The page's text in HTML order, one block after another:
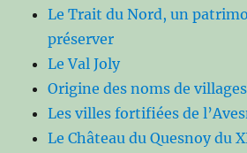
Le Trait du Nord, un
préserver
Le Val Joly
Origine des noms de
Les villes fortifiées de
Le Château du Quesnoy du